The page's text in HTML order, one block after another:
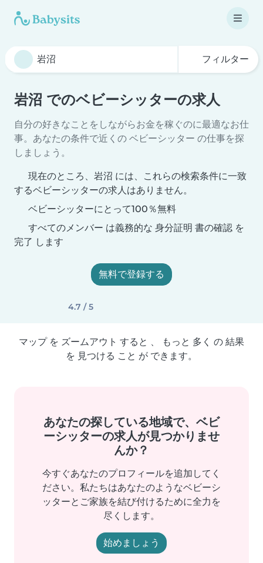
フィルター
岩沼 でのベビーシッターの求人
自分の好きなことをしながらお金を稼ぐのに最適なお仕
事。あなたの条件で近くの ベビーシッター の仕事を探
しましょう。
現在のところ、岩沼 には、これらの検索条件に一致
するベビーシッターの求人はありません。
ベビーシッターにとって100％無料
すべてのメンバー は義務的な 身分証明 書の確認 を
完了 します
無料で登録する
4.7 / 5
マップ を ズームアウト すると 、 もっと 多く の 結果
を 見つける こと が できます。
あなたの探している地域で、ベビ
ーシッターの求人が見つかりませ
んか？
今すぐあなたのプロフィールを追加してく
ださい。私たちはあなたのようなベビーシ
ッターとご家族を結び付けるために全力を
尽くします。
始めましょう